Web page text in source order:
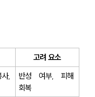
고려 요소
,
반성 여부, 피해
회복